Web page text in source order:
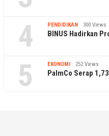
4 PENDIDIKAN 300 Views
BINUS Hadirkan
5 EKONOMI 252 Views
PalmCo Serap